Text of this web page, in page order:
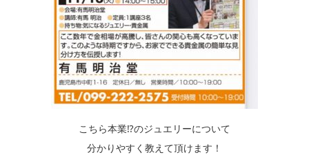
こちら本業⁉のジュエリーについて
分かりやすく教えて頂けます！